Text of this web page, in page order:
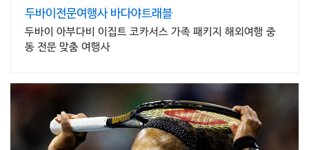
두바이전문여행사 바다야트래블
두바이 아부다비 이집트 코카서스 가족 패키지 해외여행 중
동 전문 맞춤 여행사